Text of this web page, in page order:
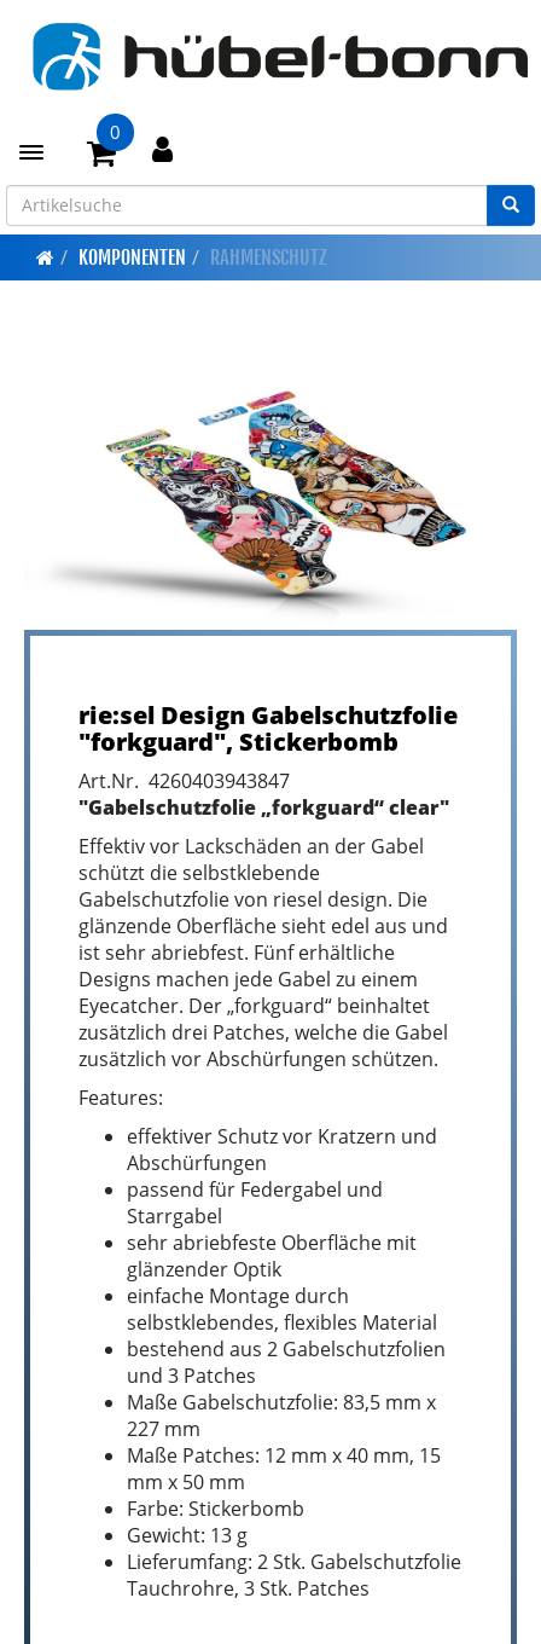
Toggle navigation
0
KOMPONENTEN RAHMENSCHUTZ
rie:sel Design Gabelschutzfolie
"forkguard", Stickerbomb
Art.Nr. 4260403943847
"Gabelschutzfolie „forkguard“ clear"
Effektiv vor Lackschäden an der Gabel
schützt die selbstklebende
Gabelschutzfolie von riesel design. Die
glänzende Oberfläche sieht edel aus und
ist sehr abriebfest. Fünf erhältliche
Designs machen jede Gabel zu einem
Eyecatcher. Der „forkguard“ beinhaltet
zusätzlich drei Patches, welche die Gabel
zusätzlich vor Abschürfungen schützen.
Features:
effektiver Schutz vor Kratzern und
Abschürfungen
passend für Federgabel und
Starrgabel
sehr abriebfeste Oberfläche mit
glänzender Optik
einfache Montage durch
selbstklebendes, flexibles Material
bestehend aus 2 Gabelschutzfolien
und 3 Patches
Maße Gabelschutzfolie: 83,5 mm x
227 mm
Maße Patches: 12 mm x 40 mm, 15
mm x 50 mm
Farbe: Stickerbomb
Gewicht: 13 g
Lieferumfang: 2 Stk. Gabelschutzfolie
Tauchrohre, 3 Stk. Patches